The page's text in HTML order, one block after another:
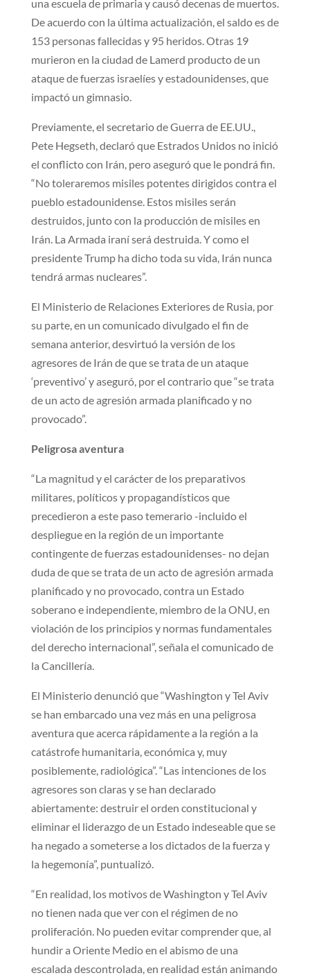
una escuela de primaria y causó decenas de muertos.
De acuerdo con la última actualización, el saldo es de
153 personas fallecidas y 95 heridos. Otras 19
murieron en la ciudad de Lamerd producto de un
ataque de fuerzas israelíes y estadounidenses, que
impactó un gimnasio.
Previamente, el secretario de Guerra de EE.UU.,
Pete Hegseth, declaró que Estrados Unidos no inició
el conflicto con Irán, pero aseguró que le pondrá fin.
“No toleraremos misiles potentes dirigidos contra el
pueblo estadounidense. Estos misiles serán
destruidos, junto con la producción de misiles en
Irán. La Armada iraní será destruida. Y como el
presidente Trump ha dicho toda su vida, Irán nunca
tendrá armas nucleares”.
El Ministerio de Relaciones Exteriores de Rusia, por
su parte, en un comunicado divulgado el fin de
semana anterior, desvirtuó la versión de los
agresores de Irán de que se trata de un ataque
‘preventivo’ y aseguró, por el contrario que “se trata
de un acto de agresión armada planificado y no
provocado”.
Peligrosa aventura
“La magnitud y el carácter de los preparativos
militares, políticos y propagandísticos que
precedieron a este paso temerario -incluido el
despliegue en la región de un importante
contingente de fuerzas estadounidenses- no dejan
duda de que se trata de un acto de agresión armada
planificado y no provocado, contra un Estado
soberano e independiente, miembro de la ONU, en
violación de los principios y normas fundamentales
del derecho internacional”, señala el comunicado de
la Cancillería.
El Ministerio denunció que “Washington y Tel Aviv
se han embarcado una vez más en una peligrosa
aventura que acerca rápidamente a la región a la
catástrofe humanitaria, económica y, muy
posiblemente, radiológica”. “Las intenciones de los
agresores son claras y se han declarado
abiertamente: destruir el orden constitucional y
eliminar el liderazgo de un Estado indeseable que se
ha negado a someterse a los dictados de la fuerza y
la hegemonía”, puntualizó.
“En realidad, los motivos de Washington y Tel Aviv
no tienen nada que ver con el régimen de no
proliferación. No pueden evitar comprender que, al
hundir a Oriente Medio en el abismo de una
escalada descontrolada, en realidad están animando